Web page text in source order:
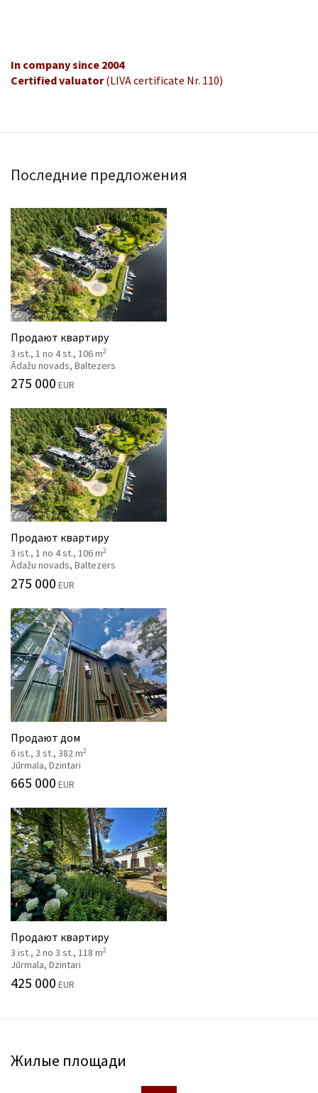
In company since 2004
Certified valuator (LIVA certificate Nr. 110)
Последние предложения
Продают квартиру
3 ist., 1 no 4 st., 106 m2
Ādažu novads, Baltezers
275 000 EUR
Продают квартиру
3 ist., 1 no 4 st., 106 m2
Ādažu novads, Baltezers
275 000 EUR
Продают дом
6 ist., 3 st., 382 m2
Jūrmala, Dzintari
665 000 EUR
Продают квартиру
3 ist., 2 no 3 st., 118 m2
Jūrmala, Dzintari
425 000 EUR
Жилые площади